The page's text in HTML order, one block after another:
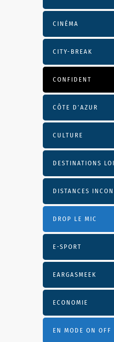
CINÉMA
CITY-BREAK
CONFIDENT
CÔTE D’AZUR
CULTURE
DESTINATIONS
DISTANCES
DROP LE MIC
E-SPORT
EARGASMEEK
ECONOMIE
EN MODE ON OFF